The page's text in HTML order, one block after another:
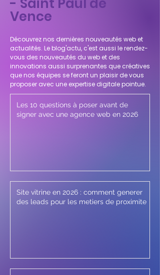
Vence
Découvrez nos dernières nouveautés web et
actualités. Le blog'actu, c'est aussi le rendez-
vous des nouveautés du web et des
innovations aussi surprenantes que créatives
que nos équipes se feront un plaisir de vous
proposer avec une expertise digitale pointue.
Les 10 questions à poser avant de
signer avec une agence web en 2026
Site vitrine en 2026 : comment generer
des leads pour les metiers de proximite